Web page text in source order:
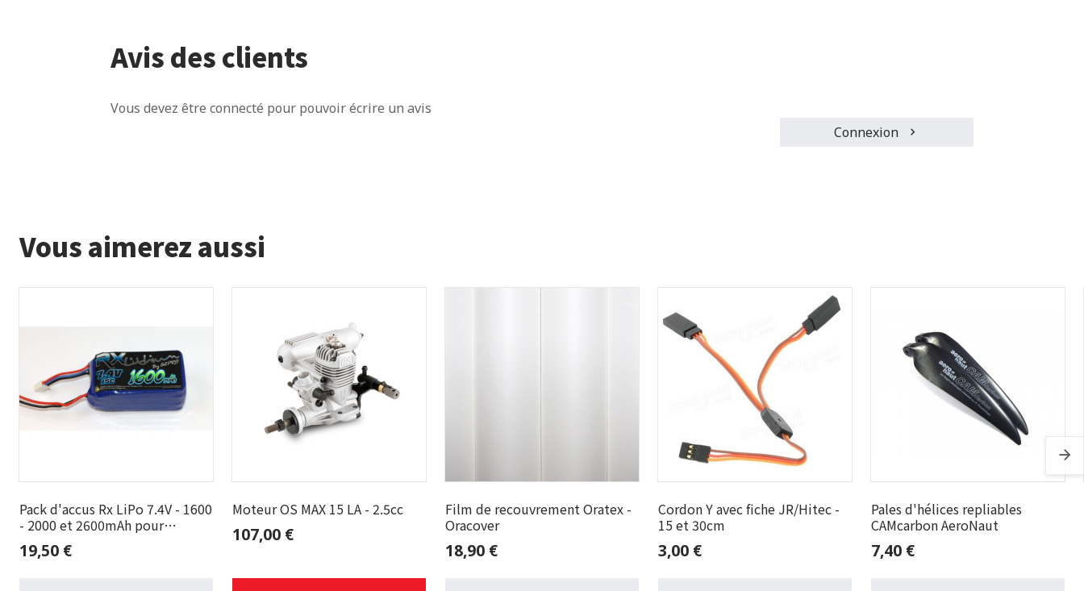
Avis des clients
Vous devez être connecté pour pouvoir écrire un avis
Connexion
Vous aimerez aussi
Pack d'accus Rx LiPo 7.4V - 1600
- 2000 et 2600mAh pour
récepteur - Fiche JR
19,50 €
Moteur OS MAX 15 LA - 2.5cc
107,00 €
Film de recouvrement Oratex -
Oracover
18,90 €
Cordon Y avec fiche JR/Hitec -
15 et 30cm
3,00 €
Pales d'hélices repliables
CAMcarbon AeroNaut
7,40 €